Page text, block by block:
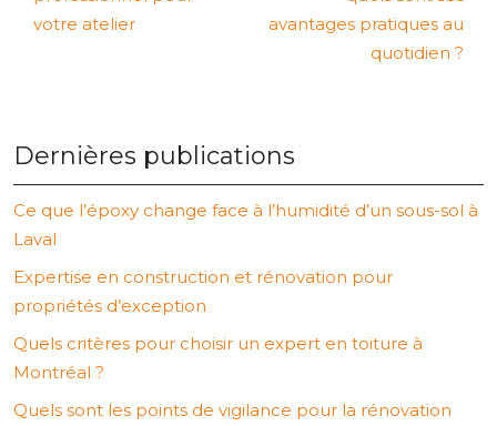
votre atelier
avantages pratiques au
quotidien ?
Dernières publications
Ce que l’époxy change face à l’humidité d’un sous-sol à
Laval
Expertise en construction et rénovation pour
propriétés d’exception
Quels critères pour choisir un expert en toiture à
Montréal ?
Quels sont les points de vigilance pour la rénovation